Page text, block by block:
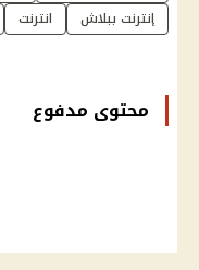
إنترنت ببلاش
انترنت
محتوى مدفوع